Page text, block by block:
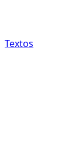
Textos